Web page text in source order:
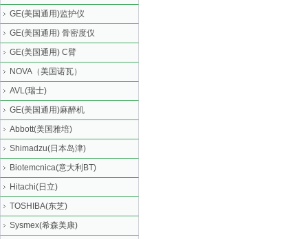
GE(美国通用)监护仪
GE(美国通用) 骨密度仪
GE(美国通用) C臂
NOVA（美国诺瓦）
AVL(瑞士)
GE(美国通用)麻醉机
Abbott(美国雅培)
Shimadzu(日本岛津)
Biotemcnica(意大利BT)
Hitachi(日立)
TOSHIBA(东芝)
Sysmex(希森美康)